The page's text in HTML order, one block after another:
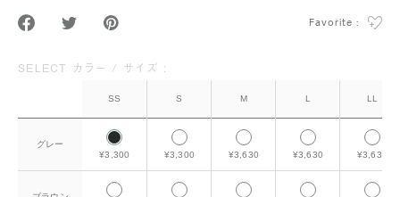
Favorite :
SELECT カラー / サイズ :
SS S M L LL
グレー
¥3,300
¥3,300 ¥3,630 ¥3,630 ¥3,630